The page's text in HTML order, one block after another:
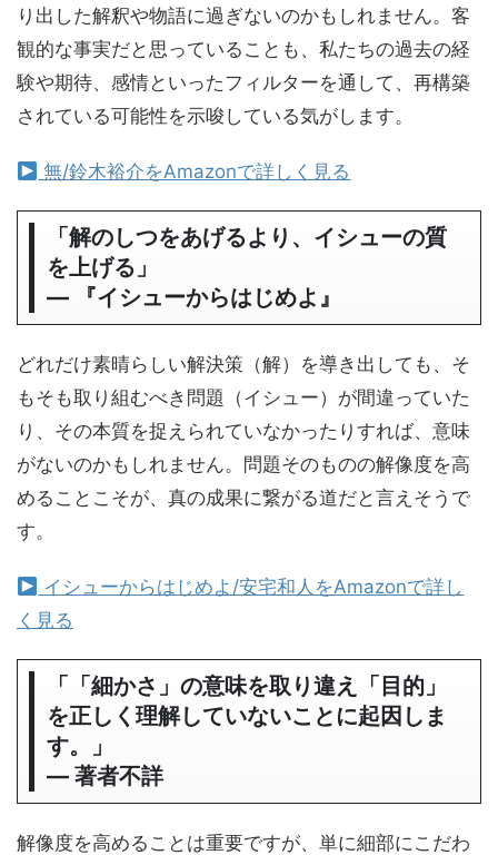
り出した解釈や物語に過ぎないのかもしれません。客
観的な事実だと思っていることも、私たちの過去の経
験や期待、感情といったフィルターを通して、再構築
されている可能性を示唆している気がします。
無/鈴木裕介をAmazonで詳しく見る
「解のしつをあげるより、イシューの質
を上げる」
― 『イシューからはじめよ』
どれだけ素晴らしい解決策（解）を導き出しても、そ
もそも取り組むべき問題（イシュー）が間違っていた
り、その本質を捉えられていなかったりすれば、意味
がないのかもしれません。問題そのものの解像度を高
めることこそが、真の成果に繋がる道だと言えそうで
す。
イシューからはじめよ/安宅和人をAmazonで詳し
く見る
「「細かさ」の意味を取り違え「目的」
を正しく理解していないことに起因しま
す。」
― 著者不詳
解像度を高めることは重要ですが、単に細部にこだわ